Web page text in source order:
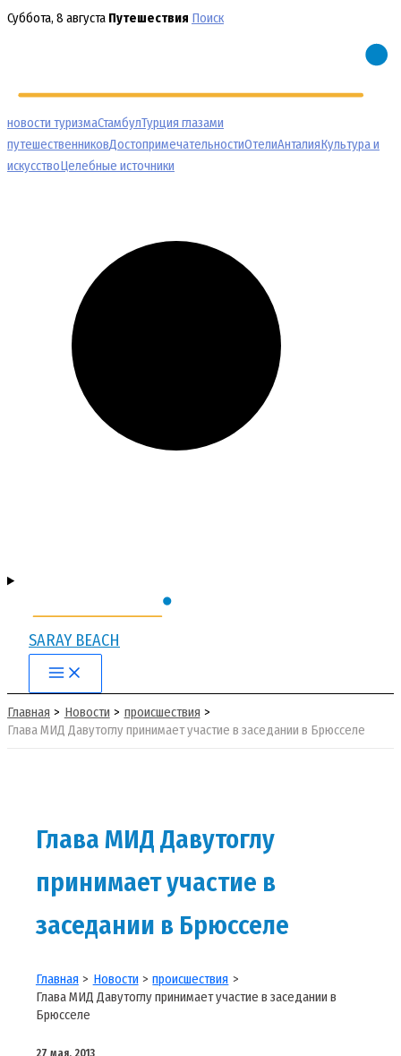
Перейти
Суббота, 8 августа Путешествия Поиск
новости туризмаСтамбулТурция глазами
путешественниковДостопримечательностиОтелиАнталияКультура и
искусствоЦелебные источники
SARAY BEACH
Main
Menu
Главная Новости
происшествия
Глава МИД Давутоглу принимает участие в заседании в Брюсселе
Глава МИД Давутоглу
принимает участие в
заседании в Брюсселе
Главная Новости
происшествия
Глава МИД Давутоглу принимает участие в заседании в
Брюсселе
27 мая, 2013